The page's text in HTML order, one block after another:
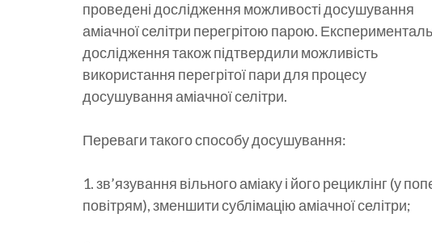
проведені дослідження можливості досушування
аміачної селітри перегрітою парою.
дослідження також підтвердили можливість
використання перегрітої пари для процесу
досушування аміачної селітри.
Переваги такого способу досушування:
1. зв’язування вільного аміаку і його рециклінг (у
повітрям), зменшити сублімацію аміачної селітри;